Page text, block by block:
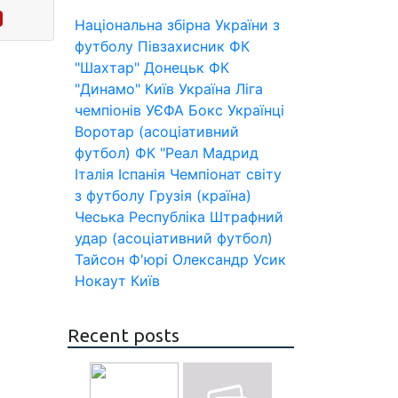
Національна збірна України з
футболу Півзахисник ФК
"Шахтар" Донецьк ФК
"Динамо" Київ Україна Ліга
чемпіонів УЄФА Бокс Українці
Воротар (асоціативний
футбол) ФК "Реал Мадрид
Італія Іспанія Чемпіонат світу
з футболу Грузія (країна)
Чеська Республіка Штрафний
удар (асоціативний футбол)
Тайсон Ф'юрі Олександр Усик
Нокаут Київ
Recent posts